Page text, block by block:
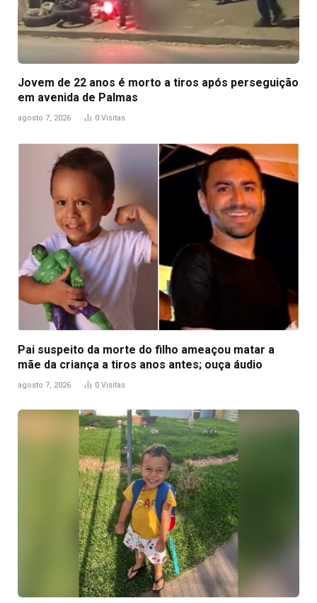
Jovem de 22 anos é morto a tiros após perseguição
em avenida de Palmas
agosto 7, 2026 0 Visitas
Pai suspeito da morte do filho ameaçou matar a
mãe da criança a tiros anos antes; ouça áudio
agosto 7, 2026 0 Visitas